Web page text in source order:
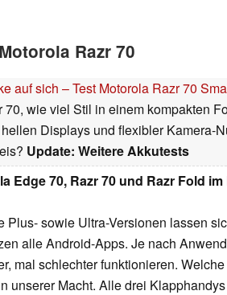
Razr 70
auf sich – Test Motorola Razr 70
70, wie viel Stil in einem kompakten
Displays und flexibler Kamera-
Update: Weitere Akkutests
Edge 70, Razr 70 und Razr Fold im
sowie Ultra-Versionen lassen
alle Android-Apps. Je nach
mal schlechter funktionieren.
unserer Macht. Alle drei